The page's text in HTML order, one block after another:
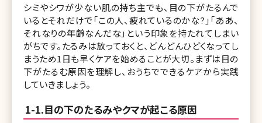
シミやシワが少ない肌の持ち主でも、目の下がたるんで
いるとそれだけで「この人、疲れているのかな?」「ああ、
それなりの年齢なんだな」という印象を持たれてしまい
がちです。たるみは放っておくと、どんどんひどくなってし
まうため1日も早くケアを始めることが大切。まずは目の
下がたるむ原因を理解し、おうちでできるケアから実践
していきましょう。
1-1.目の下のたるみやクマが起こる原因